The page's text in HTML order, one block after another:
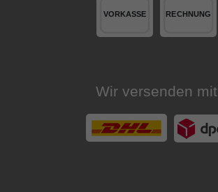
Wir versenden mit